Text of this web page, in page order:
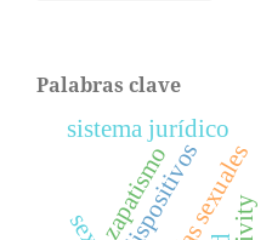
Palabras clave
dispositivos
zapatismo
sistema jurídico